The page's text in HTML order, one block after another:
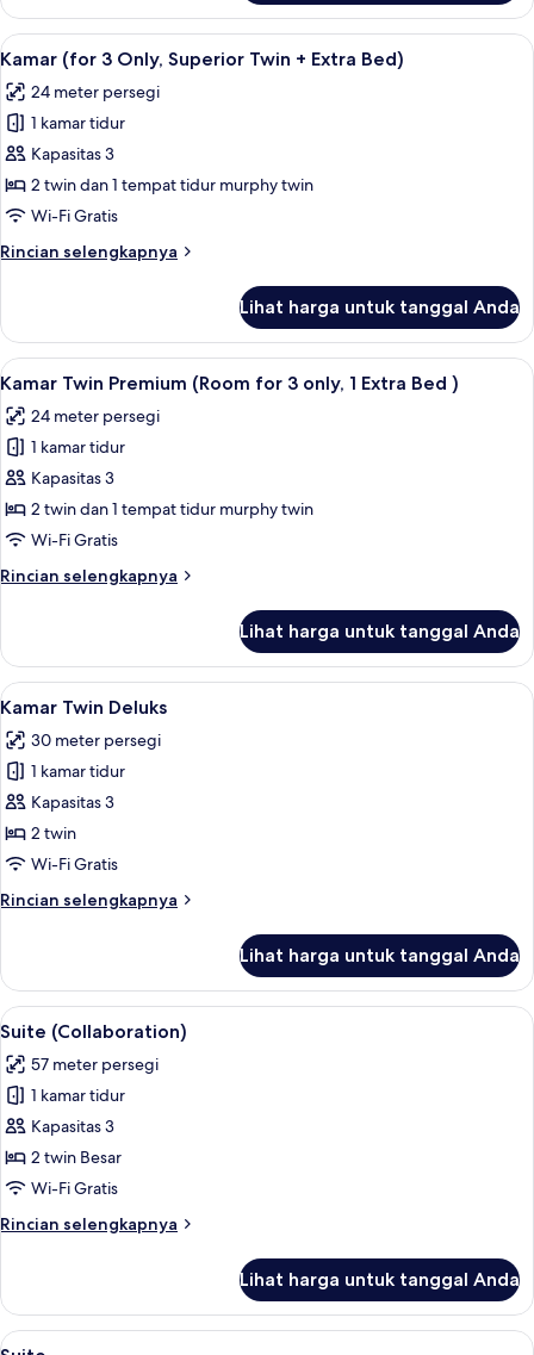
Kamar
Twin
Deluks
(Premium)
Lihat
semua
foto
untuk
Kamar
(for
3
Superior
Extra
Bed)
Selimut bulu angsa, brankas, ruang
8
Kamar (for 3 Only, Superior Twin + Extra Bed)
24 meter persegi
1 kamar tidur
Kapasitas 3
2 twin dan 1 tempat tidur murphy twin
Wi-Fi Gratis
Rincian selengkapnya
Rincian
Kamar
(for
3
Superior
Twin
Extra
Bed)
Lihat harga untuk tanggal Anda
Lihat
semua
foto
untuk
Kamar
Twin
Premium
for
Extra
Bed
)
Selimut bulu angsa, brankas, ruang
7
Kamar Twin Premium (Room for 3 only, 1 Extra Bed )
24 meter persegi
1 kamar tidur
Kapasitas 3
2 twin dan 1 tempat tidur murphy twin
Wi-Fi Gratis
Rincian selengkapnya
Rincian
Kamar
Twin
Premium
for
3
only,
Extra
Bed
Lihat harga untuk tanggal Anda
Lihat
semua
foto
untuk
Kamar
Twin
Deluks
Selimut bulu angsa, brankas, ruang
7
Kamar Twin Deluks
30 meter persegi
1 kamar tidur
Kapasitas 3
2 twin
Wi-Fi Gratis
Rincian selengkapnya
Rincian
Kamar
Twin
Deluks
Lihat harga untuk tanggal Anda
Lihat
semua
foto
untuk
Suite
(Collaboration)
Suite (Collaboration) | Selimut bulu
8
Suite (Collaboration)
57 meter persegi
1 kamar tidur
Kapasitas 3
2 twin Besar
Wi-Fi Gratis
Rincian selengkapnya
Rincian
Suite
(Collaboration)
Lihat harga untuk tanggal Anda
Lihat Televisi LED 32-inci dengan saluran